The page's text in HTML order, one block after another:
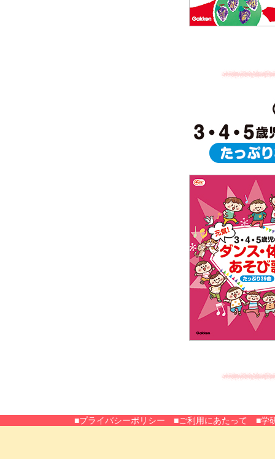
■プライバシーポリシー ■ご利用にあたって ■学